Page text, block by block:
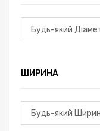
ШИРИНА